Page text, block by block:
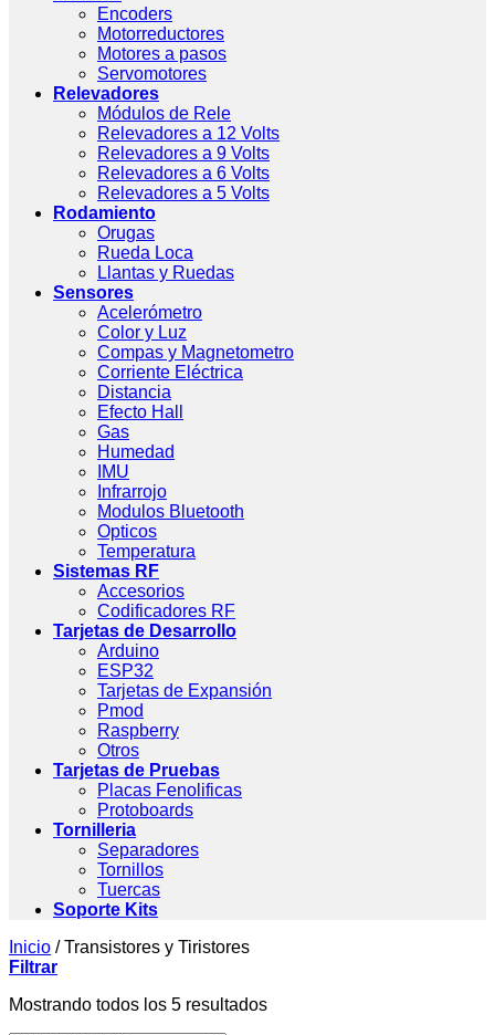
Encoders
Motorreductores
Motores a pasos
Servomotores
Relevadores
Módulos de Rele
Relevadores a 12 Volts
Relevadores a 9 Volts
Relevadores a 6 Volts
Relevadores a 5 Volts
Rodamiento
Orugas
Rueda Loca
Llantas y Ruedas
Sensores
Acelerómetro
Color y Luz
Compas y Magnetometro
Corriente Eléctrica
Distancia
Efecto Hall
Gas
Humedad
IMU
Infrarrojo
Modulos Bluetooth
Opticos
Temperatura
Sistemas RF
Accesorios
Codificadores RF
Tarjetas de Desarrollo
Arduino
ESP32
Tarjetas de Expansión
Pmod
Raspberry
Otros
Tarjetas de Pruebas
Placas Fenolificas
Protoboards
Tornilleria
Separadores
Tornillos
Tuercas
Soporte Kits
Inicio /Transistores y Tiristores
Filtrar
Mostrando todos los 5 resultados